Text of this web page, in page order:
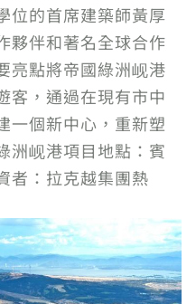
位的首席建築師黃厚
夥伴和著名全球合作
亮點將帝國綠洲岘港
，通過在現有市中
一個新中心，重新塑
洲岘港項目地點：賓
者：拉克越集團熱